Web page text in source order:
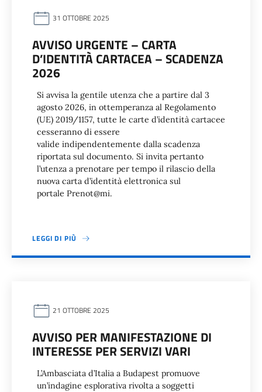
31 OTTOBRE 2025
AVVISO URGENTE – CARTA
D’IDENTITÀ CARTACEA – SCADENZA
2026
Si avvisa la gentile utenza che a partire dal 3
agosto 2026, in ottemperanza al Regolamento
(UE) 2019/1157, tutte le carte d’identità cartacee
cesseranno di essere
valide indipendentemente dalla scadenza
riportata sul documento. Si invita pertanto
l’utenza a prenotare per tempo il rilascio della
nuova carta d’identità elettronica sul
portale Prenot@mi.
LEGGI DI PIÙ
21 OTTOBRE 2025
AVVISO PER MANIFESTAZIONE DI
INTERESSE PER SERVIZI VARI
L’Ambasciata d’Italia a Budapest promuove
un’indagine esplorativa rivolta a soggetti